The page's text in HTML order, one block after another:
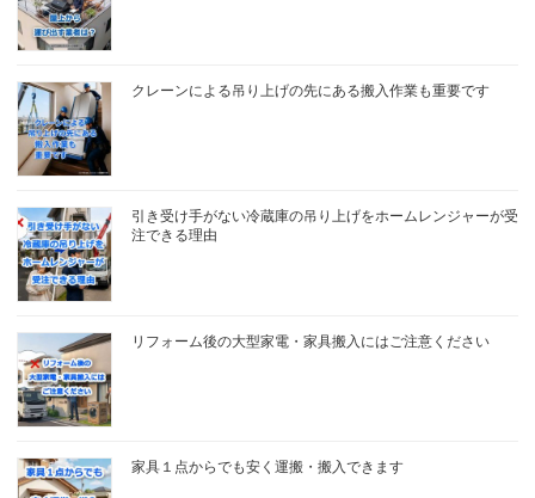
クレーンによる吊り上げの先にある搬入作業も重要です
引き受け手がない冷蔵庫の吊り上げをホームレンジャーが受
注できる理由
リフォーム後の大型家電・家具搬入にはご注意ください
家具１点からでも安く運搬・搬入できます